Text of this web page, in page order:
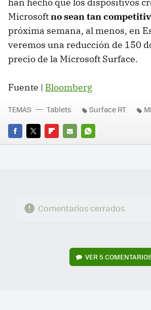
han hecho que los dispositivos
Microsoftno sean tan
próxima semana, al menos, en
veremos una reducción de 150
precio de la Microsoft Surface.
Fuente | Bloomberg
FACEBOOK
TWITTERFLIPBOARD
E-
WHATSAPP
TEMAS Tablets Surface RT
Comentarios cerrados
VER 5